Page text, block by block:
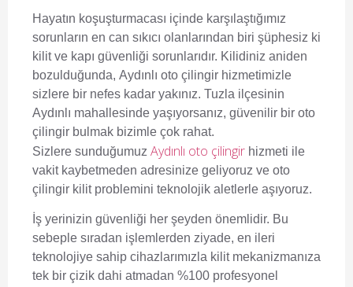
Hayatın koşuşturmacası içinde karşılaştığımız
sorunların en can sıkıcı olanlarından biri şüphesiz ki
kilit ve kapı güvenliği sorunlarıdır. Kilidiniz aniden
bozulduğunda, Aydınlı oto çilingir hizmetimizle
sizlere bir nefes kadar yakınız. Tuzla ilçesinin
Aydınlı mahallesinde yaşıyorsanız, güvenilir bir oto
çilingir bulmak bizimle çok rahat.
Sizlere sunduğumuz Aydınlı oto çilingir hizmeti ile
vakit kaybetmeden adresinize geliyoruz ve oto
çilingir kilit problemini teknolojik aletlerle aşıyoruz.
İş yerinizin güvenliği her şeyden önemlidir. Bu
sebeple sıradan işlemlerden ziyade, en ileri
teknolojiye sahip cihazlarımızla kilit mekanizmanıza
tek bir çizik dahi atmadan %100 profesyonel